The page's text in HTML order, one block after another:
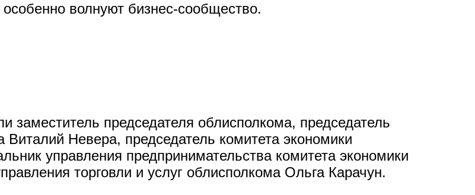
волнуют бизнес-сообщество.
заместитель председателя облисполкома, председатель
Невера, председатель комитета экономики
управления предпринимательства комитета экономики
торговли и услуг облисполкома Ольга Карачун.